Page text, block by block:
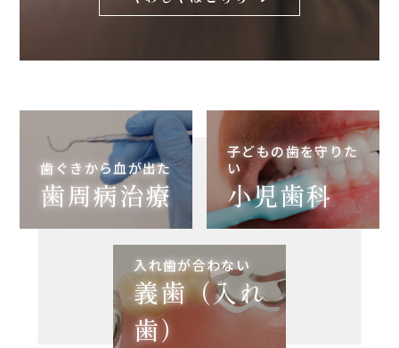
歯ぐきから血が出た
歯周病治療
子どもの歯を守りた
い
小児歯科
入れ歯が合わない
義歯（入れ
歯）